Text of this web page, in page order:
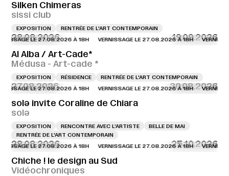
Silken Chimeras
sissi club
EXPOSITION RENTRÉE DE L'ART CONTEMPORAIN
28.08.2026 19.09.2026
LE 27.08.2026 À 18H VERNISSAGE LE 27.08.2026 À 18H VERNISSAGE
Al Alba / Art-Cade*
Médusa - Art-cade *
EXPOSITION RÉSIDENCE RENTRÉE DE L'ART CONTEMPORAIN
27.08.2026 30.08.2026
LE 27.08.2026 À 18H VERNISSAGE LE 27.08.2026 À 18H VERNISSAGE
solə invite Coraline de Chiara
solə
EXPOSITION RENCONTRE AVEC L’ARTISTE
BELLE DE MAI
RENTRÉE DE L'ART CONTEMPORAIN
28.08.2026 25.10.2026
LE 27.08.2026 À 18H VERNISSAGE LE 27.08.2026 À 18H VERNISSAGE
Chiche ! le design au Sud
Vidéochroniques